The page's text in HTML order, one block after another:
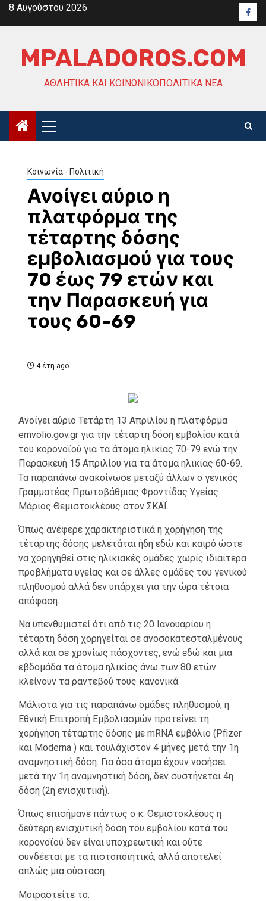
Skip8 Αυγούστου 2026
MPALADOROS.COM
ΑΘΛΗΤΙΚΆ ΚΑΙ ΚΟΙΝΩΝΙΚΟΠΟΛΙΤΙΚΆ ΝΈΑ
Primary
Menu
Κοινωνία - Πολιτική
Ανοίγει αύριο η
πλατφόρμα της
τέταρτης δόσης
εμβολιασμού για τους
70 έως 79 ετών και
την Παρασκευή για
τους 60-69
4 έτη ago
Ανοίγει αύριο Τετάρτη 13 Απριλίου η πλατφόρμα
emvolio.gov.gr για την τέταρτη δόση εμβολίου κατά
του κορονοϊού για τα άτομα ηλικίας 70-79 ενώ την
Παρασκευή 15 Απριλίου για τα άτομα ηλικίας 60-69.
Τα παραπάνω ανακοίνωσε μεταξύ άλλων ο γενικός
Γραμματέας Πρωτοβάθμιας Φροντίδας Υγείας
Μάριος Θεμιστοκλέους στον ΣΚΑΪ.
Όπως ανέφερε χαρακτηριστικά η χορήγηση της
τέταρτης δόσης μελετάται ήδη εδώ και καιρό ώστε
να χορηγηθεί στις ηλικιακές ομάδες χωρίς ιδιαίτερα
προβλήματα υγείας και σε άλλες ομάδες του γενικού
πληθυσμού αλλά δεν υπάρχει για την ώρα τέτοια
απόφαση.
Να υπενθυμιστεί ότι από τις 20 Ιανουαρίου η
τέταρτη δόση χορηγείται σε ανοσοκατεσταλμένους
αλλά και σε χρονίως πάσχοντες, ενώ εδώ και μια
εβδομάδα τα άτομα ηλικίας άνω των 80 ετών
κλείνουν τα ραντεβού τους κανονικά.
Μάλιστα για τις παραπάνω ομάδες πληθυσμού, η
Εθνική Επιτροπή Εμβολιασμών προτείνει τη
χορήγηση τέταρτης δόσης με mRNA εμβόλιο (Pfizer
και Moderna ) και τουλάχιστον 4 μήνες μετά την 1η
αναμνηστική δόση. Για όσα άτομα έχουν νοσήσει
μετά την 1η αναμνηστική δόση, δεν συστήνεται 4η
δόση (2η ενισχυτική).
Όπως επισήμανε πάντως ο κ. Θεμιστοκλέους η
δεύτερη ενισχυτική δόση του εμβολίου κατά του
κορονοϊού δεν είναι υποχρεωτική και ούτε
συνδέεται με τα πιστοποιητικά, αλλά αποτελεί
απλώς μια σύσταση.
Μοιραστείτε το: